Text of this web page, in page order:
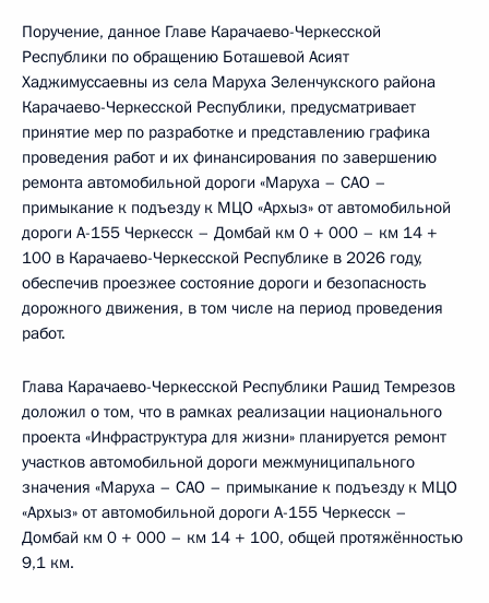
Поручение, данное Главе Карачаево-Черкесской
Республики по обращению Боташевой Асият
Хаджимуссаевны из села Маруха Зеленчукского района
Карачаево-Черкесской Республики, предусматривает
принятие мер по разработке и представлению графика
проведения работ и их финансирования по завершению
ремонта автомобильной дороги «Маруха – САО –
примыкание к подъезду к МЦО «Архыз» от автомобильной
дороги А-155 Черкесск – Домбай км 0 + 000 – км 14 +
100 в Карачаево-Черкесской Республике в 2026 году,
обеспечив проезжее состояние дороги и безопасность
дорожного движения, в том числе на период проведения
работ.
Глава Карачаево-Черкесской Республики Рашид Темрезов
доложил о том, что в рамках реализации национального
проекта «Инфраструктура для жизни» планируется ремонт
участков автомобильной дороги межмуниципального
значения «Маруха – САО – примыкание к подъезду к МЦО
«Архыз» от автомобильной дороги А-155 Черкесск –
Домбай км 0 + 000 – км 14 + 100, общей протяжённостью
9,1 км.